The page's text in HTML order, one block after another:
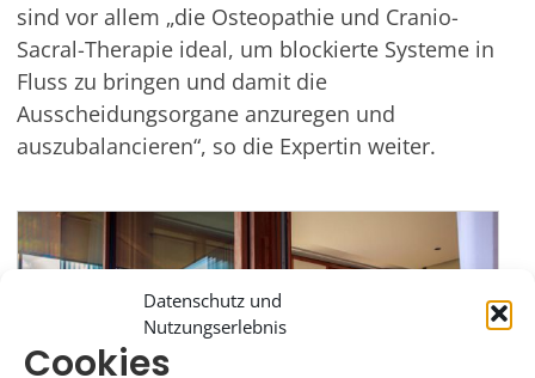
Datenschutz und
Nutzungserlebnis
Cookies
sind vor allem „die Osteopathie und Cranio-
Sacral-Therapie ideal, um blockierte Systeme in
Fluss zu bringen und damit die
Ausscheidungsorgane anzuregen und
auszubalancieren“, so die Expertin weiter.